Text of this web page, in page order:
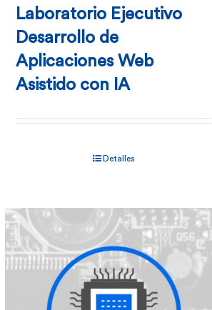
Laboratorio Ejecutivo
Desarrollo de
Aplicaciones Web
Asistido con IA
Detalles